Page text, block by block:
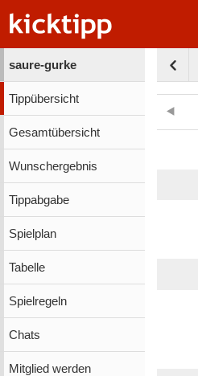
saure-gurke
Tippübersicht
Gesamtübersicht
Wunschergebnis
Tippabgabe
Spielplan
Tabelle
Spielregeln
Chats
Mitglied werden